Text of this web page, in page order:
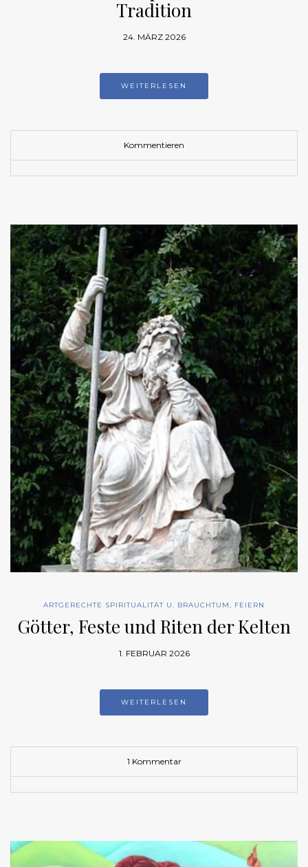
Tradition
24. MÄRZ 2026
WEITERLESEN
Kommentieren
ARTGERECHTE SPIRITUALITÄT U. BRAUCHTUM FEIERN
Götter, Feste und Riten der Kelten
1. FEBRUAR 2026
WEITERLESEN
1 Kommentar